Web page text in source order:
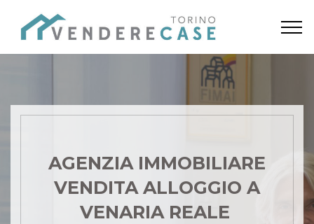
AGENZIA IMMOBILIARE
VENDITA ALLOGGIO A
VENARIA REALE